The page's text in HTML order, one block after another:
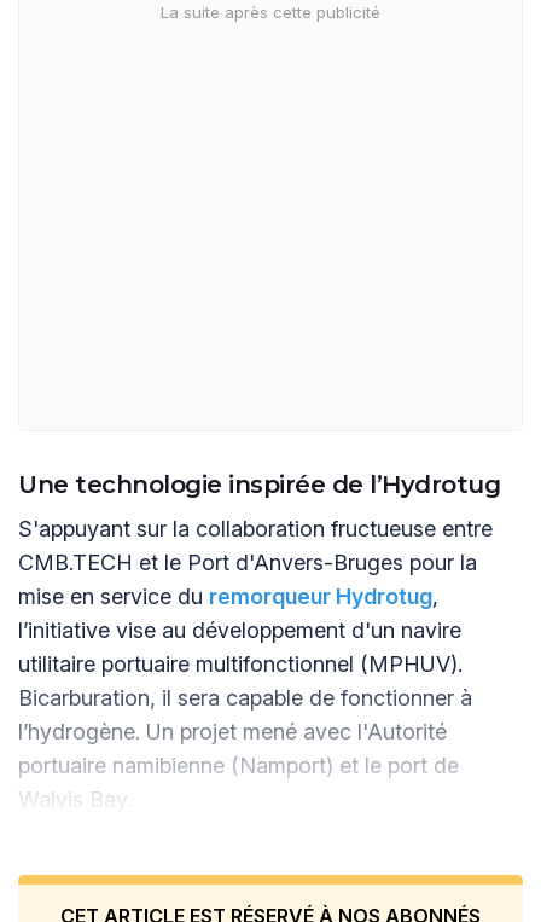
Une technologie inspirée de l’Hydrotug
S'appuyant sur la collaboration fructueuse entre
CMB.TECH et le Port d'Anvers-Bruges pour la
mise en service du remorqueur Hydrotug,
l’initiative vise au développement d'un navire
utilitaire portuaire multifonctionnel (MPHUV).
Bicarburation, il sera capable de fonctionner à
l’hydrogène. Un projet mené avec l'Autorité
portuaire namibienne (Namport) et le port de
Walvis Bay.
CET ARTICLE EST RÉSERVÉ À NOS ABONNÉS